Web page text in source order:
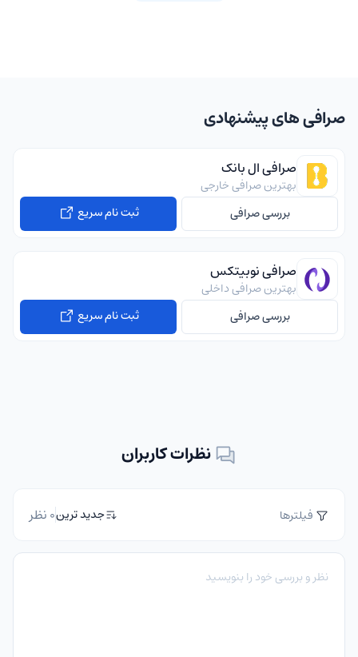
صرافی های پیشنهادی
صرافی ال بانک
بهترین صرافی خارجی
بررسی صرافی
ثبت نام سریع
صرافی نوبیتکس
بهترین صرافی داخلی
بررسی صرافی
ثبت نام سریع
نظرات کاربران
فیلترها جدید ترین0 نظر